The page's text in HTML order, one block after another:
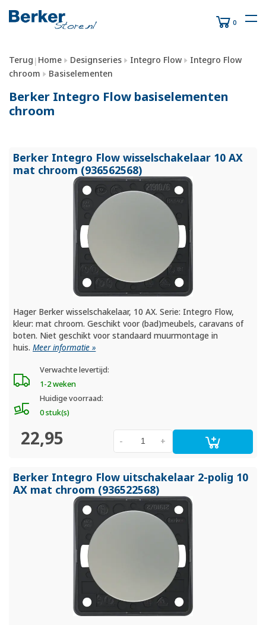
0
Terug | Home Designseries Integro Flow
Integro Flow
chroom
Basiselementen
Berker Integro Flow basiselementen
chroom
Berker Integro Flow wisselschakelaar 10 AX
mat chroom (936562568)
Hager Berker wisselschakelaar, 10 AX. Serie: Integro Flow,
kleur: mat chroom. Geschikt voor (bad)meubels, caravans of
boten. Niet geschikt voor standaard muurmontage in
huis.Meer informatie »
Verwachte levertijd:
1-2 weken
Huidige voorraad:
0 stuk(s)
22,95 +
-
Berker Integro Flow uitschakelaar 2-polig 10
AX mat chroom (936522568)